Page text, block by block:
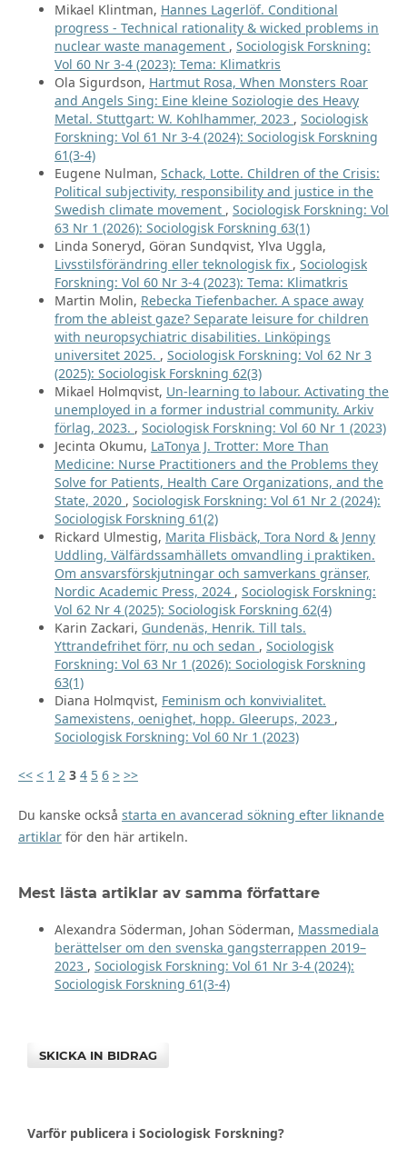
Mikael Klintman, Hannes Lagerlöf. Conditional
progress - Technical rationality & wicked problems in
nuclear waste management , Sociologisk Forskning:
Vol 60 Nr 3-4 (2023): Tema: Klimatkris
Ola Sigurdson, Hartmut Rosa, When Monsters Roar
and Angels Sing: Eine kleine Soziologie des Heavy
Metal. Stuttgart: W. Kohlhammer, 2023 , Sociologisk
Forskning: Vol 61 Nr 3-4 (2024): Sociologisk Forskning
61(3-4)
Eugene Nulman, Schack, Lotte. Children of the Crisis:
Political subjectivity, responsibility and justice in the
Swedish climate movement , Sociologisk Forskning: Vol
63 Nr 1 (2026): Sociologisk Forskning 63(1)
Linda Soneryd, Göran Sundqvist, Ylva Uggla,
Livsstilsförändring eller teknologisk fix , Sociologisk
Forskning: Vol 60 Nr 3-4 (2023): Tema: Klimatkris
Martin Molin, Rebecka Tiefenbacher. A space away
from the ableist gaze? Separate leisure for children
with neuropsychiatric disabilities. Linköpings
universitet 2025. , Sociologisk Forskning: Vol 62 Nr 3
(2025): Sociologisk Forskning 62(3)
Mikael Holmqvist, Un-learning to labour. Activating the
unemployed in a former industrial community. Arkiv
förlag, 2023. , Sociologisk Forskning: Vol 60 Nr 1 (2023)
Jecinta Okumu, LaTonya J. Trotter: More Than
Medicine: Nurse Practitioners and the Problems they
Solve for Patients, Health Care Organizations, and the
State, 2020 , Sociologisk Forskning: Vol 61 Nr 2 (2024):
Sociologisk Forskning 61(2)
Rickard Ulmestig, Marita Flisbäck, Tora Nord & Jenny
Uddling, Välfärdssamhällets omvandling i praktiken.
Om ansvarsförskjutningar och samverkans gränser,
Nordic Academic Press, 2024 , Sociologisk Forskning:
Vol 62 Nr 4 (2025): Sociologisk Forskning 62(4)
Karin Zackari, Gundenäs, Henrik. Till tals.
Yttrandefrihet förr, nu och sedan , Sociologisk
Forskning: Vol 63 Nr 1 (2026): Sociologisk Forskning
63(1)
Diana Holmqvist, Feminism och konvivialitet.
Samexistens, oenighet, hopp. Gleerups, 2023 ,
Sociologisk Forskning: Vol 60 Nr 1 (2023)
<< < 1 2 3 4 5 6 > >>
Du kanske också starta en avancerad sökning efter liknande
artiklarför den här artikeln.
Mest lästa artiklar av samma författare
Alexandra Söderman, Johan Söderman, Massmediala
berättelser om den svenska gangsterrappen 2019–
2023 , Sociologisk Forskning: Vol 61 Nr 3-4 (2024):
Sociologisk Forskning 61(3-4)
SKICKA IN BIDRAG
Varför publicera i Sociologisk Forskning?